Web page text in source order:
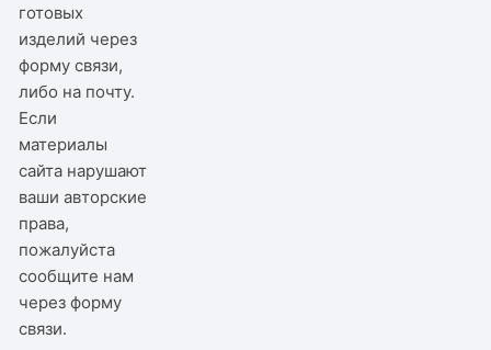
готовых
изделий через
форму связи,
либо на почту.
Если
материалы
сайта нарушают
ваши авторские
права,
пожалуйста
сообщите нам
черезформу
связи.